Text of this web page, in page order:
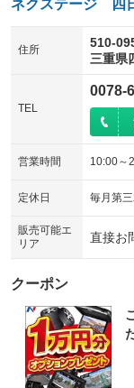
ネクステージ 四
住所
510-
三重県
TEL
0078-
営業時間 10:00～
定休日 毎月第
販売可能エ
リア
直接お
クーポン